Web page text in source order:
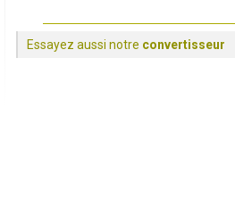
Essayez aussi notre convertisseur